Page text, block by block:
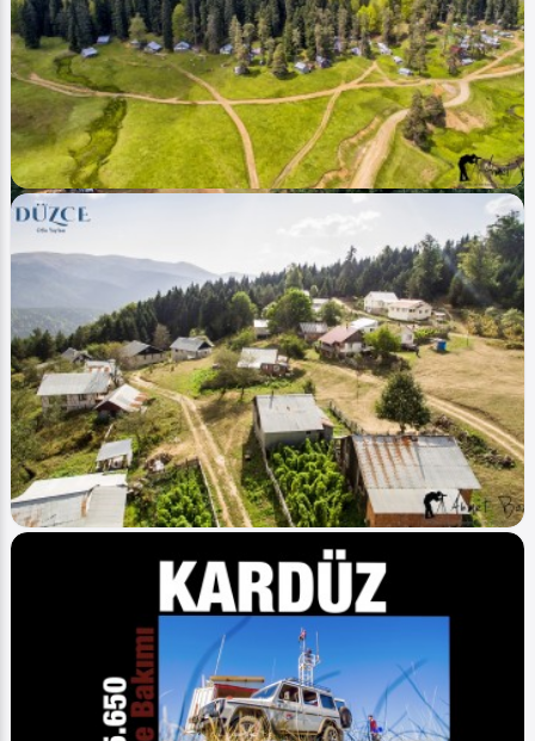
Yaylalar - Plateaus
Düzce Kızık Yaylası - Duzce Kizik Plateau (Hava
Ahmet Bozdemir 4433
Image Şelaleler - Waterfalls
Balıklı Yaylası - Balikli Plateau (İlkbahar -
Spring)
Ahmet Bozdemir 0 6585 0
Yaylalar - Plateaus